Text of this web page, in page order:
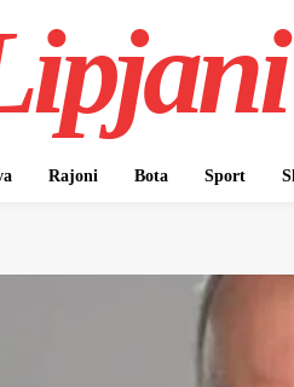
Rajoni Bota Sport